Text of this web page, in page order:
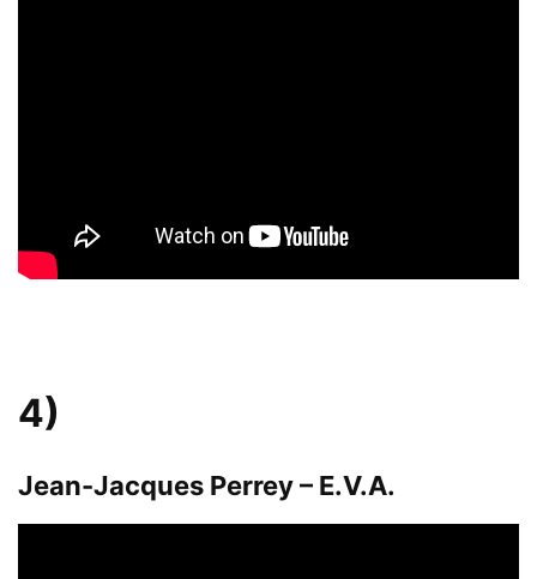
4)
Jean-Jacques Perrey – E.V.A.